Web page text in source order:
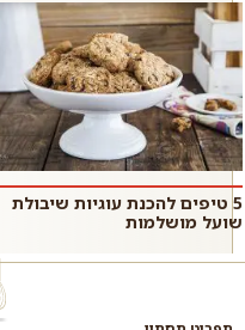
5 טיפים להכנת עוגיות שיבולת
שועל מושלמות